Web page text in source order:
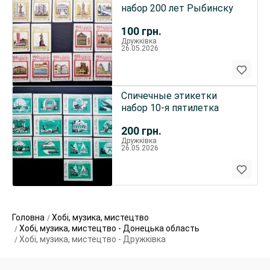
100 грн.
набор 200 лет Рыбинску
Дружківка
26.05.2026
200 грн.
Спичечные этикетки
набор 10-я пятилетка
Дружківка
26.05.2026
Головна
Хобі, музика, мистецтво
Хобі, музика, мистецтво - Донецька область
Хобі, музика, мистецтво - Дружківка